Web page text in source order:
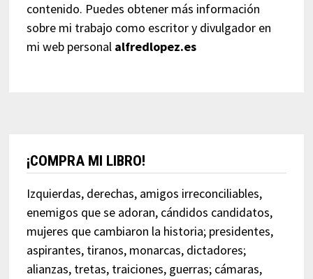
contenido. Puedes obtener más información
sobre mi trabajo como escritor y divulgador en
mi web personal alfredlopez.es
¡COMPRA MI LIBRO!
Izquierdas, derechas, amigos irreconciliables,
enemigos que se adoran, cándidos candidatos,
mujeres que cambiaron la historia; presidentes,
aspirantes, tiranos, monarcas, dictadores;
alianzas, tretas, traiciones, guerras; cámaras,